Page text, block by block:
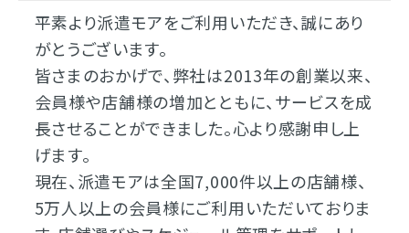
平素より派遣モアをご利用いただき、誠にあり
がとうございます。
皆さまのおかげで、弊社は2013年の創業以来、
会員様や店舗様の増加とともに、サービスを成
長させることができました。心より感謝申し上
げます。
現在、派遣モアは全国7,000件以上の店舗様、
5万人以上の会員様にご利用いただいておりま